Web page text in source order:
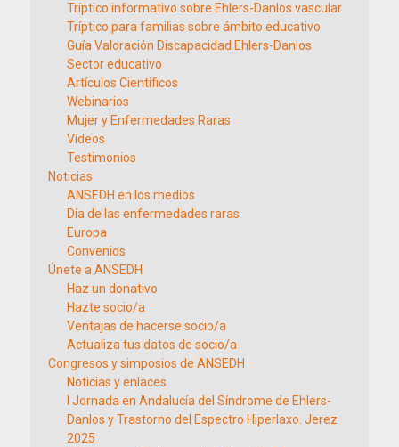
Tríptico informativo sobre Ehlers-Danlos vascular
Tríptico para familias sobre ámbito educativo
Guía Valoración Discapacidad Ehlers-Danlos
Sector educativo
Artículos Científicos
Webinarios
Mujer y Enfermedades Raras
Vídeos
Testimonios
Noticias
ANSEDH en los medios
Día de las enfermedades raras
Europa
Convenios
Únete a ANSEDH
Haz un donativo
Hazte socio/a
Ventajas de hacerse socio/a
Actualiza tus datos de socio/a
Congresos y simposios de ANSEDH
Noticias y enlaces
I Jornada en Andalucía del Síndrome de Ehlers-
Danlos y Trastorno del Espectro Hiperlaxo. Jerez
2025